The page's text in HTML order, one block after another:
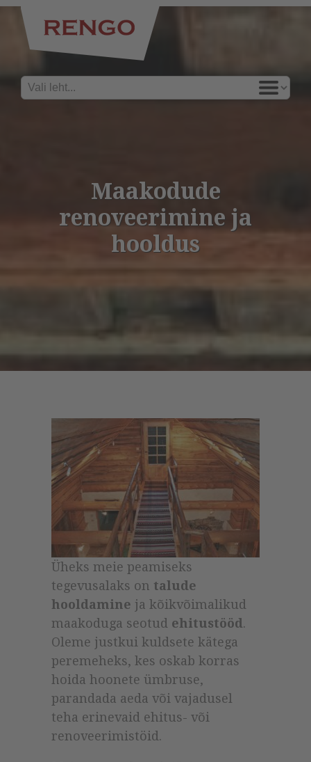
Maakodude
renoveerimine ja
hooldus
Üheks meie peamiseks
tegevusalaks on talude
hooldamine ja kõikvõimalikud
maakoduga seotud ehitustööd .
Oleme justkui kuldsete kätega
peremeheks, kes oskab korras
hoida hoonete ümbruse,
parandada aeda või vajadusel
teha erinevaid ehitus- või
renoveerimistöid.